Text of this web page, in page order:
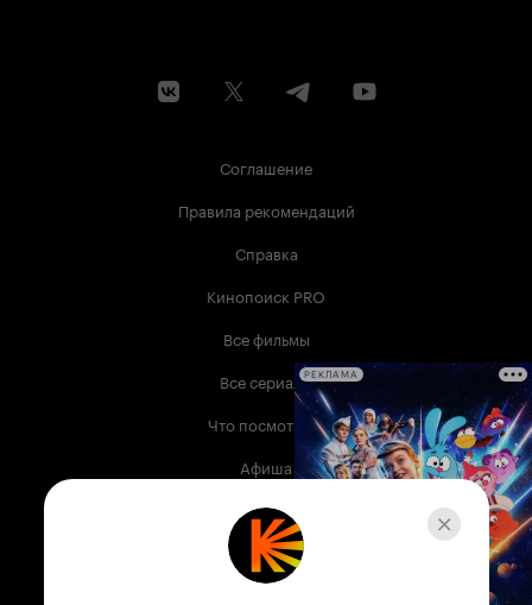
Соглашение
Правила рекомендаций
Справка
Кинопоиск PRO
Все фильмы
Все сериалы
Что посмотреть
Афиша
Музыка
Телепрограмма
РЕКЛАМА